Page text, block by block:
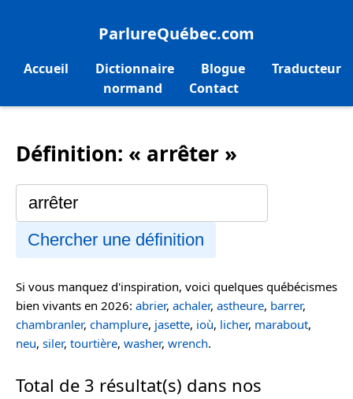
ParlureQuébec.com
Accueil Dictionnaire Blogue
Traducteur
normand
Contact
Définition: « arrêter »
Chercher une définition
Si vous manquez d'inspiration, voici quelques québécismes
bien vivants en 2026: abrier, achaler, astheure, barrer,
chambranler, champlure, jasette, ioù, licher, marabout,
neu, siler, tourtière, washer, wrench.
Total de 3 résultat(s) dans nos